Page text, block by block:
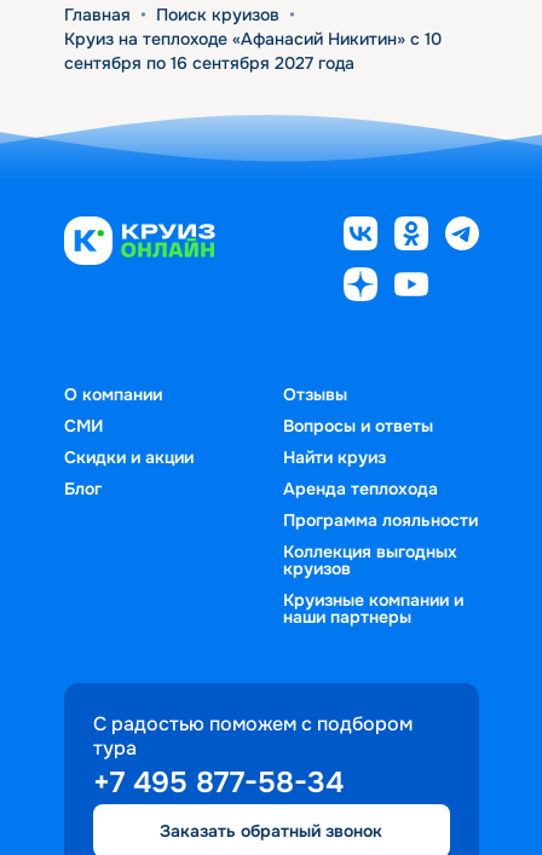
Главная • Поиск круизов •
Круиз на теплоходе «Афанасий Никитин» с 10
сентября по 16 сентября 2027 года
О компании
СМИ
Скидки и акции
Блог
Отзывы
Вопросы и ответы
Найти круиз
Аренда теплохода
Программа лояльности
Коллекция выгодных
круизов
Круизные компании и
наши партнеры
С радостью поможем с подбором
тура
+7 495 877-58-34
Заказать обратный звонок